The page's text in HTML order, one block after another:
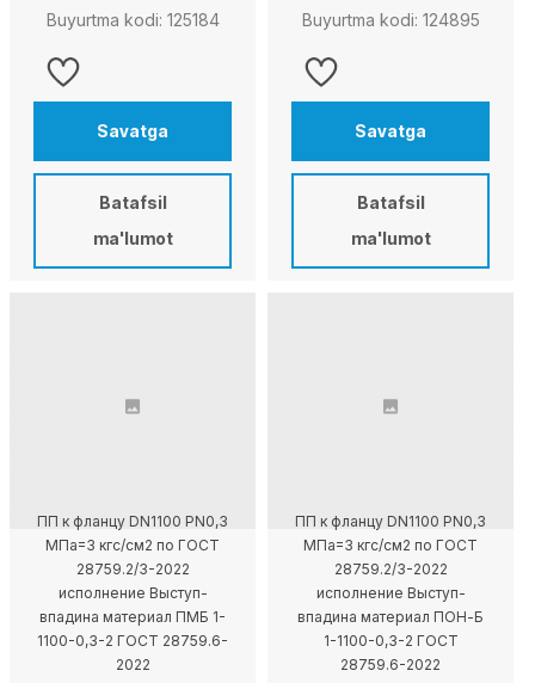
Buyurtma kodi: 125184
Savatga
Batafsil
ma'lumot
Buyurtma kodi: 124895
Savatga
Batafsil
ma'lumot
ПП к фланцу DN1100 PN0,3
МПа=3 кгс/см2 по ГОСТ
28759.2/3-2022
исполнение Выступ-
впадина материал ПМБ 1-
1100-0,3-2 ГОСТ 28759.6-
2022
ПП к фланцу DN1100 PN0,3
МПа=3 кгс/см2 по ГОСТ
28759.2/3-2022
исполнение Выступ-
впадина материал ПОН-Б
1-1100-0,3-2 ГОСТ
28759.6-2022